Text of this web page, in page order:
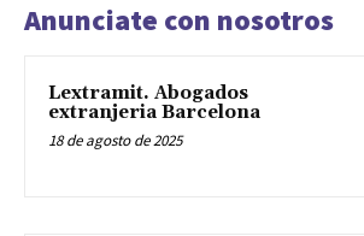
Anunciate con nosotros
Lextramit. Abogados
extranjeria Barcelona
18 de agosto de 2025